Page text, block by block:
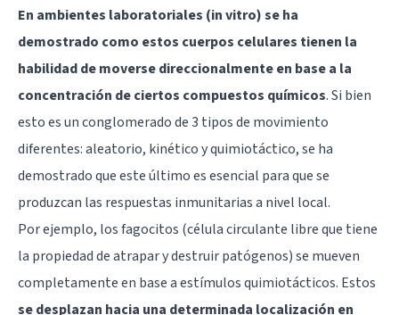
En ambientes laboratoriales (in vitro) se ha
demostrado como estos cuerpos celulares tienen la
habilidad de moverse direccionalmente en base a la
concentración de ciertos compuestos químicos. Si bien
esto es un conglomerado de 3 tipos de movimiento
diferentes: aleatorio, kinético y quimiotáctico, se ha
demostrado que este último es esencial para que se
produzcan las respuestas inmunitarias a nivel local.
Por ejemplo, los fagocitos (célula circulante libre que tiene
la propiedad de atrapar y destruir patógenos) se mueven
completamente en base a estímulos quimiotácticos. Estos
se desplazan hacia una determinada localización en